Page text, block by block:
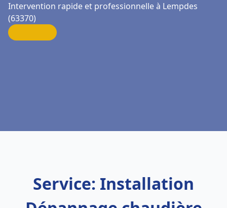
Intervention rapide et professionnelle à Lempdes
(63370)
Service: Installation